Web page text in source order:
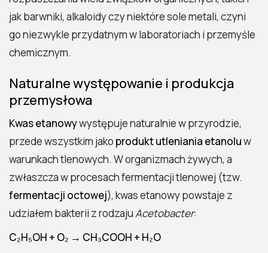
jak barwniki, alkaloidy czy niektóre sole metali, czyni
go niezwykle przydatnym w laboratoriach i przemyśle
chemicznym.
Naturalne występowanie i produkcja
przemysłowa
Kwas etanowywystępuje naturalnie w przyrodzie,
przede wszystkim jako produkt utleniania etanoluw
warunkach tlenowych. W organizmach żywych, a
zwłaszcza w procesach fermentacji tlenowej (tzw.
fermentacji octowej), kwas etanowy powstaje z
udziałem bakterii z rodzajuAcetobacter:
C₂H₅OH + O₂ → CH₃COOH + H₂O